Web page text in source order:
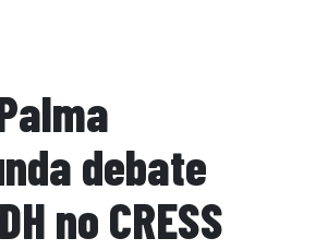
debate
no CRESS